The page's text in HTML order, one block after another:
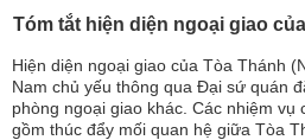
Tóm tắt hiện diện ngoại giao
Hiện diện ngoại giao của Tòa Thánh
Nam chủ yếu thông qua Đại sứ quán
phòng ngoại giao khác. Các nhiệm
gồm thúc đẩy mối quan hệ giữa Tòa